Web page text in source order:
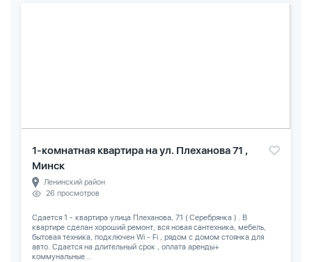
1-комнатная квартира на ул. Плеханова 71 ,
Минск
Ленинский район
26 просмотров
Сдается 1 - квартира улица Плеханова, 71 ( Серебрянка ) . В
квартире сделан хороший ремонт, вся новая сантехника, мебель,
бытовая техника, подключен Wi - Fi , рядом с домом стоянка для
авто. Сдается на длительный срок , оплата аренды+
коммунальные...